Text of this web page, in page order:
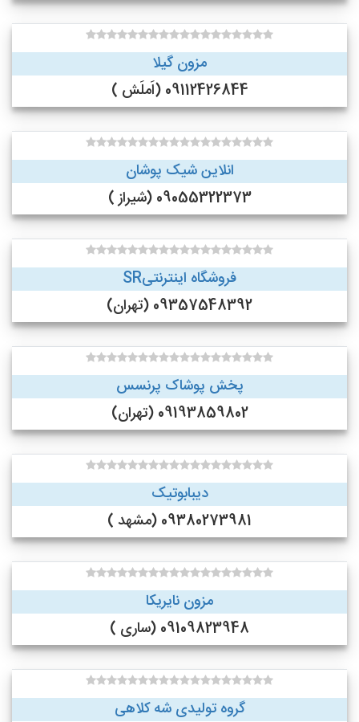
مزون گیلا
09112426844 (اَملَش )
انلاین شیک پوشان
09055322373 (شیراز )
فروشگاه اینترنتیSR
09357548392 (تهران)
پخش پوشاک پرنسس
09193859802 (تهران)
دیبابوتیک
09380273981 (مشهد )
مزون نایریکا
09109823948 (ساری )
گروه تولیدی شه کلاهی